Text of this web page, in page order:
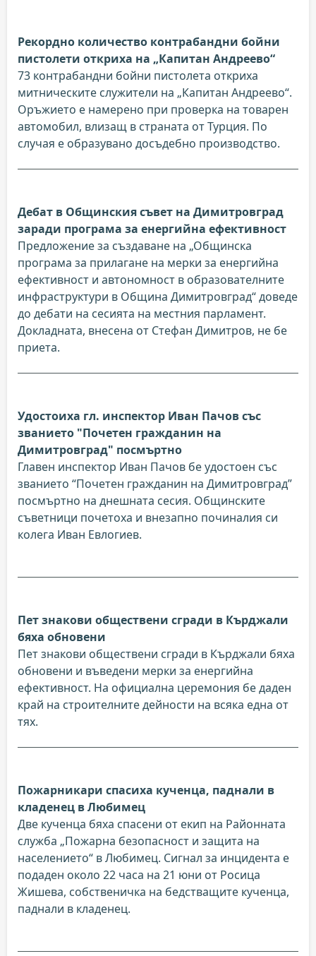
Рекордно количество контрабандни бойни
пистолети откриха на „Капитан Андреево“
73 контрабандни бойни пистолета откриха
митническите служители на „Капитан Андреево“.
Оръжието е намерено при проверка на товарен
автомобил, влизащ в страната от Турция. По
случая е образувано досъдебно производство.
Дебат в Общинския съвет на Димитровград
заради програма за енергийна ефективност
Предложение за създаване на „Общинска
програма за прилагане на мерки за енергийна
ефективност и автономност в образователните
инфраструктури в Община Димитровград“ доведе
до дебати на сесията на местния парламент.
Докладната, внесена от Стефан Димитров, не бе
приета.
Удостоиха гл. инспектор Иван Пачов със
званието "Почетен гражданин на
Димитровград" посмъртно
Главен инспектор Иван Пачов бе удостоен със
званието “Почетен гражданин на Димитровград”
посмъртно на днешната сесия. Общинските
съветници почетоха и внезапно починалия си
колега Иван Евлогиев.
Пет знакови обществени сгради в Кърджали
бяха обновени
Пет знакови обществени сгради в Кърджали бяха
обновени и въведени мерки за енергийна
ефективност. На официална церемония бе даден
край на строителните дейности на всяка една от
тях.
Пожарникари спасиха кученца, паднали в
кладенец в Любимец
Две кученца бяха спасени от екип на Районната
служба „Пожарна безопасност и защита на
населението“ в Любимец. Сигнал за инцидента е
подаден около 22 часа на 21 юни от Росица
Жишева, собственичка на бедстващите кученца,
паднали в кладенец.